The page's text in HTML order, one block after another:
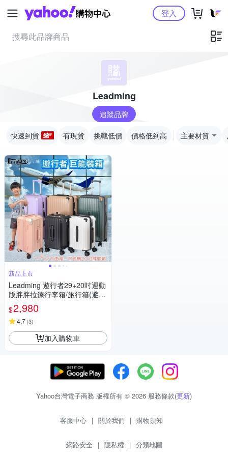
Yahoo購物中心登入
Leadming
追蹤品牌
快速到貨 有現貨 挑戰低價 價格低到高 主要材質
新品上市
Leadming 遊行者29+20吋運動
版胖胖拉鍊行李箱/旅行箱(避震
煞車、杯架、USB外充設計)
$2,980
4.7(3)
加入購物車
Yahoo台灣電子商務 版權所有 © 2026 服務條款(更新)
客服中心 | 關於我們 | 購物須知
網路安全 | 隱私權 | 分類地圖